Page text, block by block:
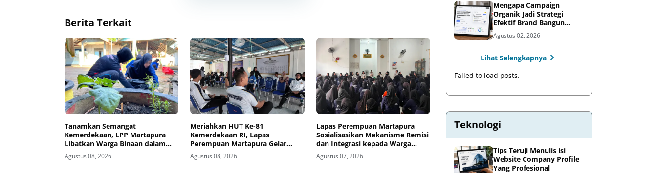
Berita Terkait
Tanamkan Semangat
Kemerdekaan, LPP Martapura
Libatkan Warga Binaan dalam
Gotong Royong
Agustus 08, 2026
Meriahkan HUT Ke-81
Kemerdekaan RI, Lapas
Perempuan Martapura Gelar
Porseni Antarpetugas
Agustus 08, 2026
Lapas Perempuan Martapura
Sosialisasikan Mekanisme Remisi
dan Integrasi kepada Warga
Binaan
Agustus 07, 2026
Mengapa Campaign
Organik Jadi Strategi
Efektif Brand Bangun
Awareness di Media Sosial
Agustus 02, 2026
Lihat Selengkapnya
Failed to load posts.
Teknologi
Tips Teruji Menulis isi
Website Company Profile
Yang Profesional